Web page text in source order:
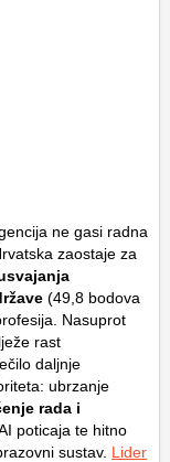
ne gasi radna
zaostaje za
(49,8 bodova
Nasuprot
rast
daljnje
ubrzanje
rada i
poticaja te hitno
sustav. Lider